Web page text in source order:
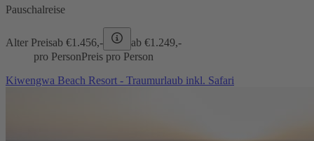
Pauschalreise
Alter Preisab €1.456,- ab €1.249,-
pro PersonPreis pro Person
Kiwengwa Beach Resort - Traumurlaub inkl. Safari